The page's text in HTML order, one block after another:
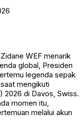
WEF menarik
global, Presiden
legenda sepak
mengikuti
2026 di Davos, Swiss.
momen itu,
melalui akun